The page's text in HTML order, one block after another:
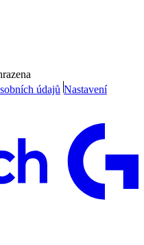
údajů Nastavení